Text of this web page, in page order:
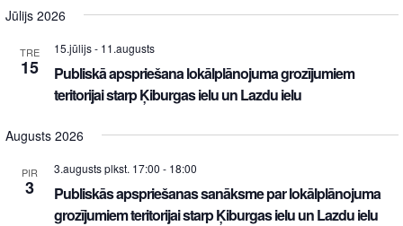
Jūlijs 2026
TRE
15
15.jūlijs- 11.augusts
Publiskā apspriešana lokālplānojuma grozījumiem
teritorijai starp Ķiburgas ielu un Lazdu ielu
Augusts 2026
PIR
3
3.augusts plkst. 17:00 - 18:00
Publiskās apspriešanas sanāksme par lokālplānojuma
grozījumiem teritorijai starp Ķiburgas ielu un Lazdu ielu